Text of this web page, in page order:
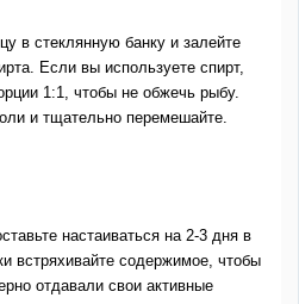
в стеклянную банку и залейте
Если вы используете спирт,
1:1, чтобы не обжечь рыбу.
и тщательно перемешайте.
настаиваться на 2-3 дня в
встряхивайте содержимое, чтобы
отдавали свои активные